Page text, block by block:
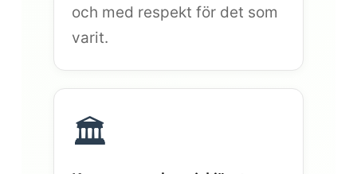
och med respekt för det som
varit.
🏛️